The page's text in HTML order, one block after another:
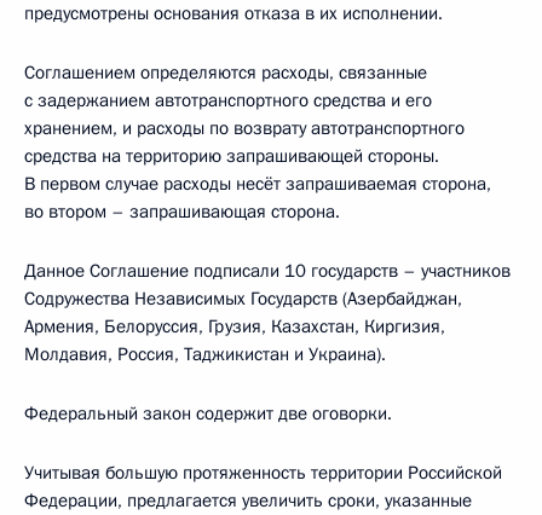
предусмотрены основания отказа в их исполнении.
Соглашением определяются расходы, связанные
с задержанием автотранспортного средства и его
хранением, и расходы по возврату автотранспортного
средства на территорию запрашивающей стороны.
В первом случае расходы несёт запрашиваемая сторона,
во втором – запрашивающая сторона.
Данное Соглашение подписали 10 государств – участников
Содружества Независимых Государств (Азербайджан,
Армения, Белоруссия, Грузия, Казахстан, Киргизия,
Молдавия, Россия, Таджикистан и Украина).
Федеральный закон содержит две оговорки.
Учитывая большую протяженность территории Российской
Федерации, предлагается увеличить сроки, указанные